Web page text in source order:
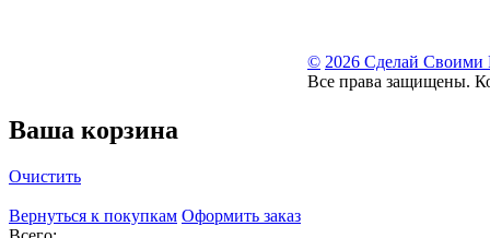
© 2026 Сделай Своими
Все права защищены.
Ваша корзина
Очистить
Вернуться к покупкам Оформить заказ